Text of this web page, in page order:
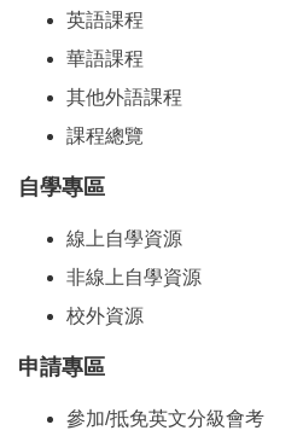
英語課程
華語課程
其他外語課程
課程總覽
自學專區
線上自學資源
非線上自學資源
校外資源
申請專區
參加/抵免英文分級會考